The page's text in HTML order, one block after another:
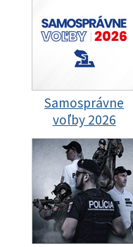
Samosprávne
voľby 2026